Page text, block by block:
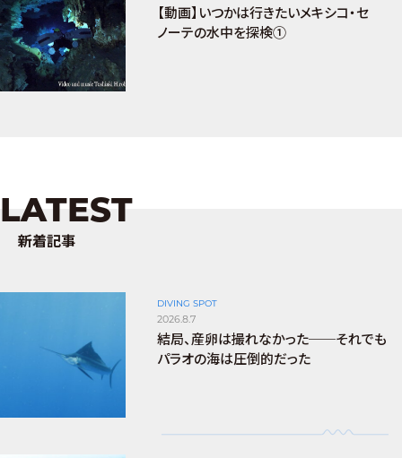
【動画】いつかは行きたいメキシコ・セ
ノーテの水中を探検①
LATEST
新着記事
DIVING SPOT
2026.8.7
結局、産卵は撮れなかった──それでも
パラオの海は圧倒的だった